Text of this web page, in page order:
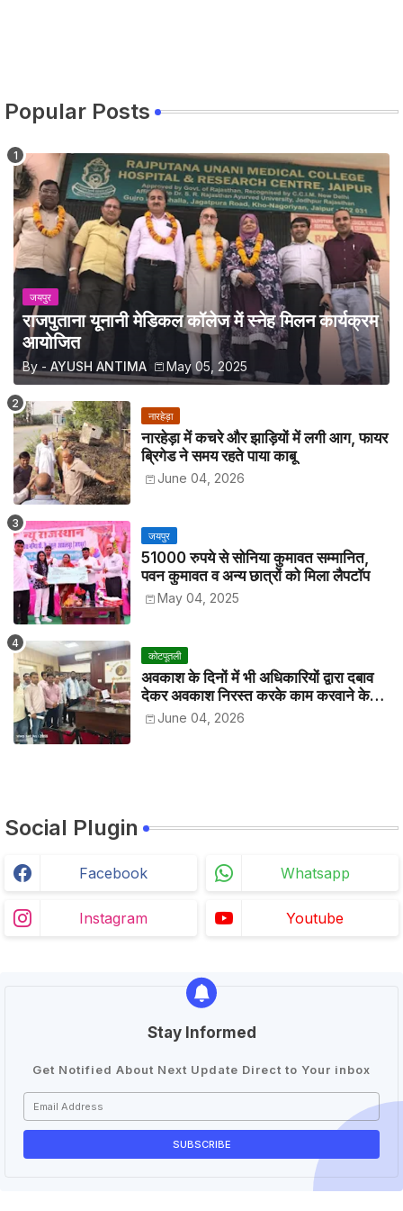
Popular Posts
जयपुर
राजपुताना यूनानी मेडिकल कॉलेज में स्नेह मिलन कार्यक्रम
आयोजित
By - AYUSH ANTIMA May 05, 2025
नारहेड़ा
नारहेड़ा में कचरे और झाड़ियों में लगी आग, फायर
ब्रिगेड ने समय रहते पाया काबू
June 04, 2026
जयपुर
51000 रुपये से सोनिया कुमावत सम्मानित,
पवन कुमावत व अन्य छात्रों को मिला लैपटॉप
May 04, 2025
कोटपूतली
अवकाश के दिनों में भी अधिकारियों द्वारा दबाव
देकर अवकाश निरस्त करके काम करवाने के
विरोध में कर्मचारियों ने जिला कलेक्टर को सीएस
June 04, 2026
Social Plugin
Facebook Whatsapp
Instagram Youtube
Stay Informed
Get Notified About Next Update Direct to Your inbox